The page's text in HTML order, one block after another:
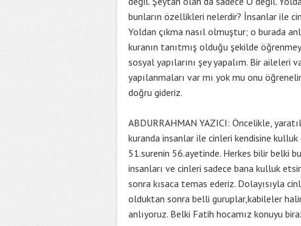
bunların özellikleri nelerdir? İnsanlar ile
Yoldan çıkma nasıl olmuştur; o burada
kuranın tanıtmış olduğu şekilde
sosyal yapılarını şey yapalım. Bir
yapılanmaları var mı yok mu onu
doğru gideriz.
ABDURRAHMAN YAZICI: Öncelikle,
kuranda insanlar ile cinleri kendisine
51.surenin 56.ayetinde. Herkes bilir belki
insanları ve cinleri sadece bana kulluk
sonra kısaca temas ederiz. Dolayısıyla
olduktan sonra belli guruplar,kabileler
anlıyoruz. Belki Fatih hocamız konuyu